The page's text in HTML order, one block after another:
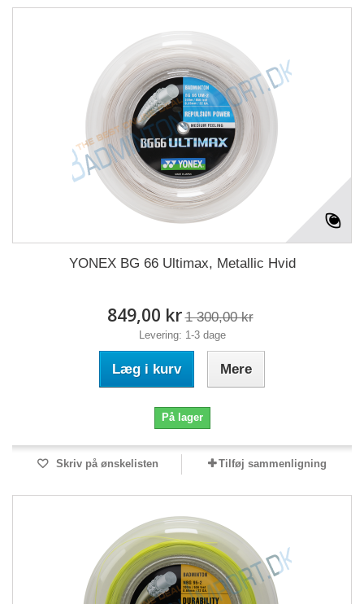
YONEX BG 66 Ultimax, Metallic Hvid
849,00 kr 1 300,00 kr
Levering: 1-3 dage
Læg i kurv Mere
På lager
Skriv på ønskelisten Tilføj sammenligning